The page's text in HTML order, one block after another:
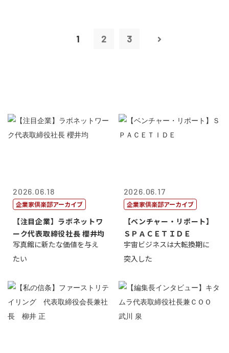
1 2 3
2026.06.18
企業家倶楽部アーカイブ
【注目企業】ラボネットワ
ーク代表取締役社長 櫻井均
写真館に新たな価値を与え
たい
2026.06.17
企業家倶楽部アーカイブ
【ベンチャー・リポート】
ＳＰＡＣＥＴＩＤＥ
宇宙ビジネスは大転換期に
突入した